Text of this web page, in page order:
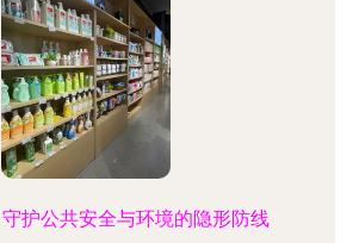
护公共安全与环境的隐形防线